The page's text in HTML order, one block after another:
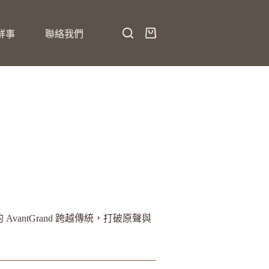
事 聯絡我們
跨越傳統，打破原聲與